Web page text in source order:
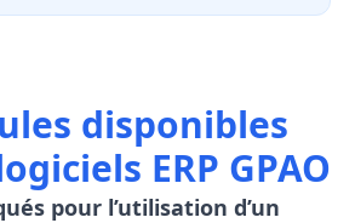
disponibles
ERP GPAO
pour l’utilisation d’un